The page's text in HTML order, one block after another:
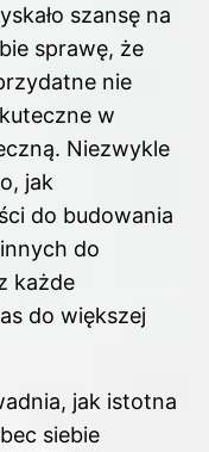
szansę na
sprawę, że
nie
w
Niezwykle
jak
do budowania
do
każde
do większej
jak istotna
siebie